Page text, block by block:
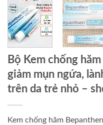
Bộ Kem chống
giảm mụn ngứa,
trên da trẻ nhỏ –
Kem chống hăm